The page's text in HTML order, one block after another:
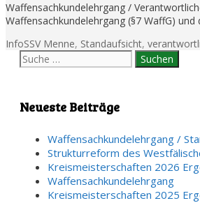
Waffensachkundelehrgang /
Waffensachkundelehrgang (§7 WaffG) und
Kategorien
InfoTags
SSV Menne, Standaufsicht,
Suche
nach:
Neueste Beiträge
Waffensachkundelehrgang /
Strukturreform des
Kreismeisterschaften 2026
Waffensachkundelehrgang
Kreismeisterschaften 2025